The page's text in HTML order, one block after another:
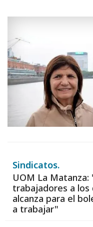
Sindicatos.
UOM La Matanza:
trabajadores a los
alcanza para el
a trabajar"